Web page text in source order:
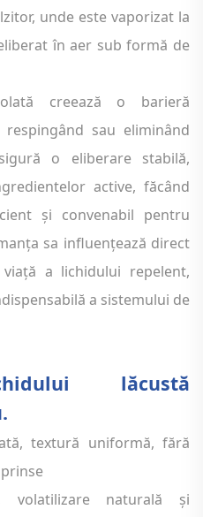
unde este vaporizat la
în aer sub formă de
creează o barieră
sau eliminând
o eliberare stabilă,
active, făcând
și convenabil pentru
sa influențează direct
a lichidului repelent,
a sistemului de
lăcustă
textură uniformă, fără
volatilizare naturală și